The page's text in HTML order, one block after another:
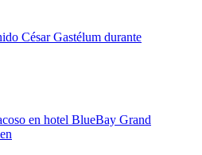
César Gastélum durante
en hotel BlueBay Grand